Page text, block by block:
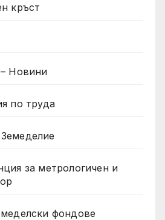
кръст
Новини
по труда
за метрологичен и
фондове